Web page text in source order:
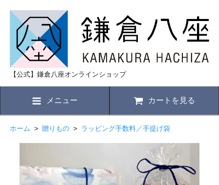
【公式】鎌倉八座オンラインショップ
メニュー カートを見る
ホーム > 贈りもの > ラッピング手数料／手提げ袋